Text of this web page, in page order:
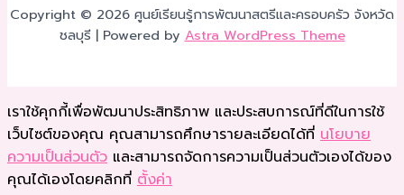
Copyright © 2026 ศูนย์เรียนรู้การพัฒนาสตรีและครอบครัว จังหวัด
ชลบุรี | Powered byAstra WordPress Theme
เราใช้คุกกี้เพื่อพัฒนาประสิทธิภาพ และประสบการณ์ที่ดีในการใช้
เว็บไซต์ของคุณ คุณสามารถศึกษารายละเอียดได้ที่ นโยบาย
ความเป็นส่วนตัว และสามารถจัดการความเป็นส่วนตัวเองได้ของ
คุณได้เองโดยคลิกที่ ตั้งค่า